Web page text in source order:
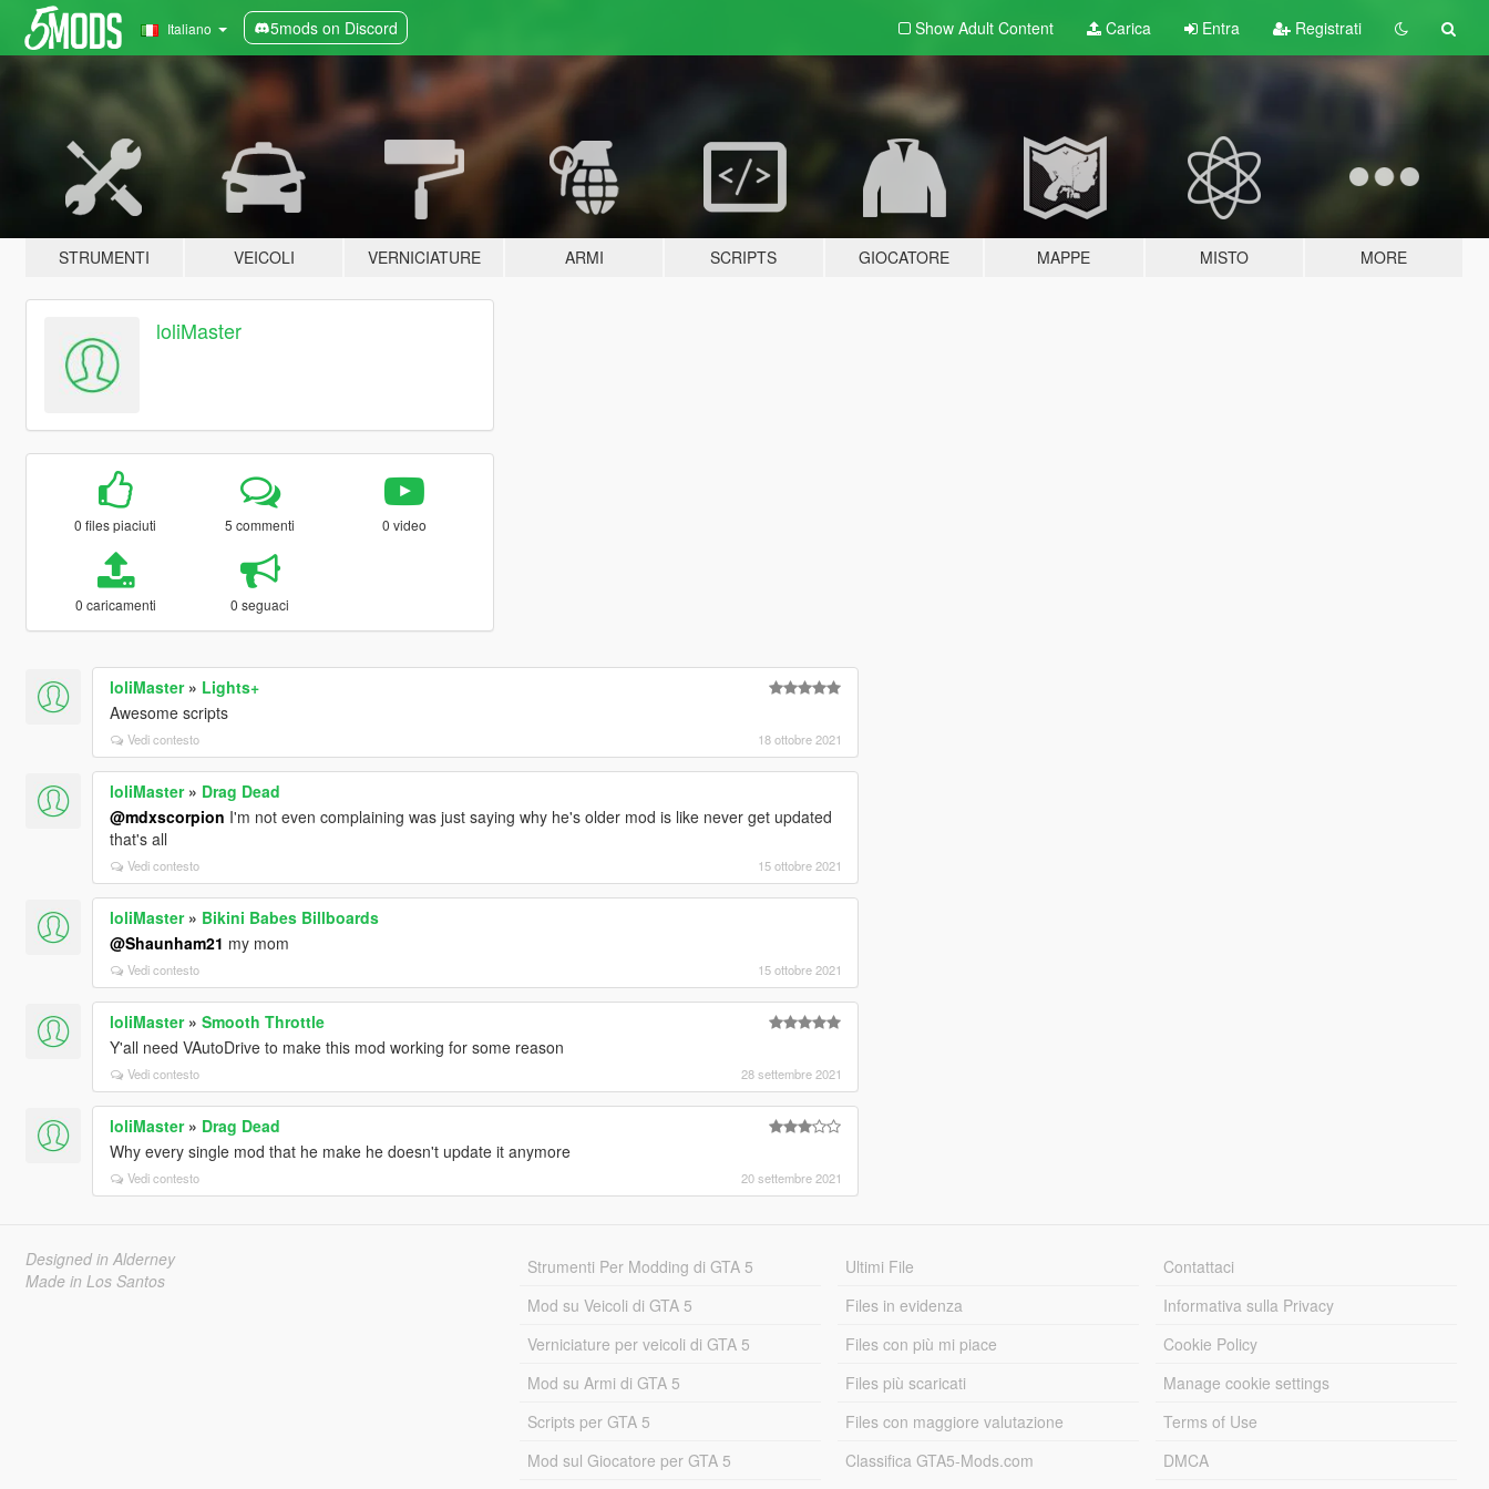
Italiano 5mods on Discord Show Adult Content Carica Entra Registrati
STRUMENTI VEICOLI VERNICIATURE ARMI SCRIPTS GIOCATORE MAPPE MISTO MORE
loliMaster
0 files piaciuti 5 commenti 0 video
0 caricamenti 0 seguaci
loliMaster» Lights+
Awesome scripts
Vedi contesto 18 ottobre 2021
loliMaster» Drag Dead
@mdxscorpion I'm not even complaining was just saying why he's older mod is like never get updated
that's all
Vedi contesto 15 ottobre 2021
loliMaster» Bikini Babes Billboards
@Shaunham21 my mom
Vedi contesto 15 ottobre 2021
loliMaster» Smooth Throttle
Y'all need VAutoDrive to make this mod working for some reason
Vedi contesto 28 settembre 2021
loliMaster» Drag Dead
Why every single mod that he make he doesn't update it anymore
Vedi contesto 20 settembre 2021
Designed in Alderney
Made in Los Santos
Strumenti Per Modding di GTA 5
Mod su Veicoli di GTA 5
Verniciature per veicoli di GTA 5
Mod su Armi di GTA 5
Scripts per GTA 5
Mod sul Giocatore per GTA 5
Ultimi File
Files in evidenza
Files con più mi piace
Files più scaricati
Files con maggiore valutazione
Classifica GTA5-Mods.com
Contattaci
Informativa sulla Privacy
Cookie Policy
Manage cookie settings
Terms of Use
DMCA